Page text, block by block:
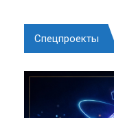
Спецпроекты